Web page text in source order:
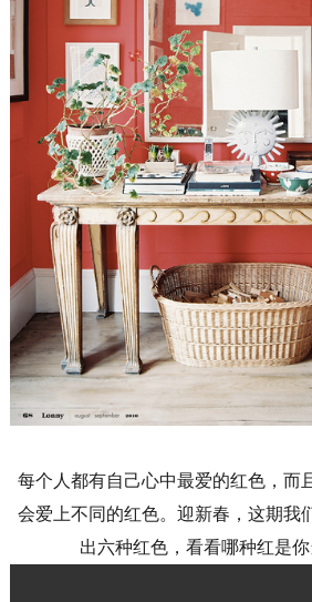
每个人都有自己心中最爱的红色，而
会爱上不同的红色。迎新春，这期我
出六种红色，看看哪种红是你